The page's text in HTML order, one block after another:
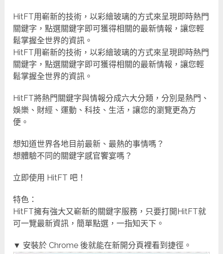
HitFT用嶄新的技術，以彩繪玻璃的方式來呈現即時熱門
關鍵字，點選關鍵字即可獲得相關的最新情報，讓您輕
鬆掌握全世界的資訊。
HitFT用嶄新的技術，以彩繪玻璃的方式來呈現即時熱門
關鍵字，點選關鍵字即可獲得相關的最新情報，讓您輕
鬆掌握全世界的資訊。
HitFT將熱門關鍵字與情報分成六大分類，分別是熱門、
娛樂、財經、運動、科技、生活，讓您的瀏覽更為方
便。
想知道世界各地目前最新、最熱的事情嗎？
想體驗不同的關鍵字感官饗宴嗎？
立即使用 HitFT 吧！
特色：
HitFT擁有強大又嶄新的關鍵字服務，只要打開HitFT就
可一覽最新資訊，簡單點選，一指知天下。
▼ 安裝於 Chrome 後就能在新開分頁裡看到捷徑。